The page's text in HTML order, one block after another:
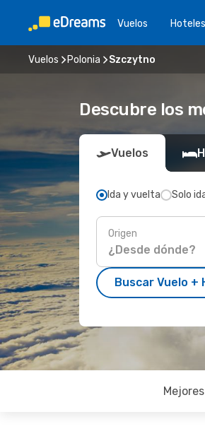
Vuelos Hoteles
Vuelos Polonia Szczytno
Descubre los
Vuelos
Ida y vuelta Solo
Origen
Buscar Vuelo +